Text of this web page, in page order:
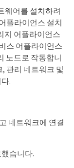
웨어를 설치하려
플라이언스 설치
지 어플라이언스
스 어플라이언스
노드로 작동합니
관리 네트워크 및
.
네트워크에 연결
습니다.